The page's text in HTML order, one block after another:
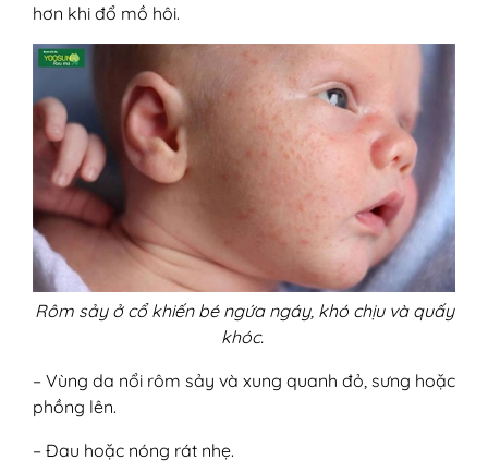
hơn khi đổ mồ hôi.
Rôm sảy ở cổ khiến bé ngứa ngáy, khó chịu và quấy
khóc.
– Vùng da nổi rôm sảy và xung quanh đỏ, sưng hoặc
phồng lên.
– Đau hoặc nóng rát nhẹ.